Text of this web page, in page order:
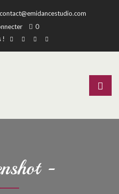
contact@emidancestudio.com
0
!
-